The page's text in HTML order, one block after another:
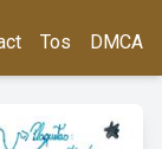
Tos DMCA